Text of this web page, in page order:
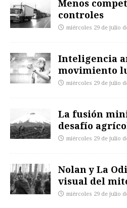
Menos
controles
miércoles 29 de julio
Inteligencia
movimiento
miércoles 29 de julio
La fusión
desafío
miércoles 29 de julio
Nolan y La
visual del
miércoles 29 de julio